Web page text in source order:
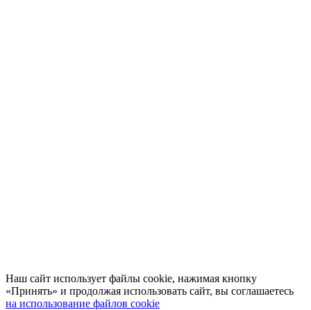
Наш сайт использует файлы cookie, нажимая кнопку
«Принять» и продолжая использовать сайт, вы соглашаетесь
на использование файлов cookie